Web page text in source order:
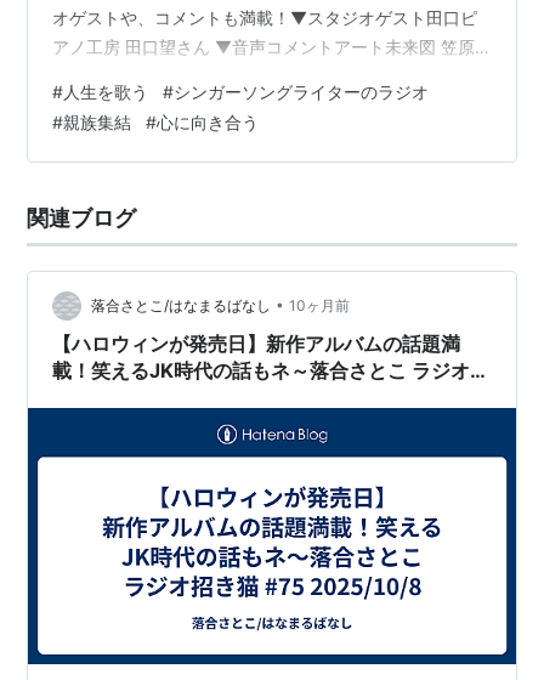
オゲストや、コメントも満載！▼スタジオゲスト田口ピ
アノ工房 田口望さん ▼音声コメントアート未来図 笠原
キストコメントヨープロサイクル 清水陽子さん（私の
姪） 是非最後までお聞きくださいね！（今月はアルバム
紹介はお休みです） ………………………………… 毎月第二水
@fm_smile_wavehttp://www.s…
#人生を歌う #シンガーソングライターのラジオ
#親族集結 #心に向き合う
関連ブログ
落合さとこ/はなまるばなし • 10ヶ月前
【ハロウィンが発売日】新作アルバムの話題満
載！笑えるJK時代の話もネ～落合さとこ ラジオ招